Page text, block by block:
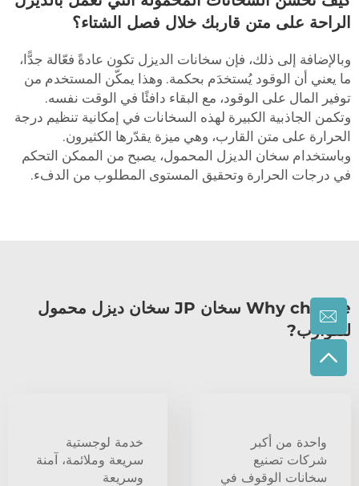
الراحة على متن قاربك خلال فصل الشتاء؟
وبالإضافة إلى ذلك، فإن سخانات الديزل تكون عادةً فعّالة جدًّا،
ما يعني أن الوقود يُستخدَم بحكمة. وهذا يمكّن المستخدم من
توفير المال على الوقود، مع البقاء دافئًا في الوقت نفسه.
وتكمن الجاذبية الكبيرة لهذه السخانات في إمكانية تنظيم درجة
الحرارة على متن القارب، وهي ميزة يقدّرها الكثيرون.
وباستخدام سخان الديزل المحمول، يصبح من الممكن التحكم
في درجات الحرارة وتحقيق المستوى المطلوب من الدفء.
Why choose سخان JP سخان ديزل محمول
للقوارب?
واحدة من أكبر
شركات تصنيع
سخانات الوقوف في
خدمة لوجستية
سريعة وملائمة، آمنة
وسريعة